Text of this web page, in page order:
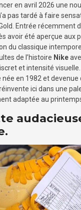
en avril 2026 une
pas tardé à faire
Entrée récemment
avoir été aperçue aux
du classique
de l’histoire Nike
et intensité visuelle.
en 1982 et devenue
ici dans une
adaptée au